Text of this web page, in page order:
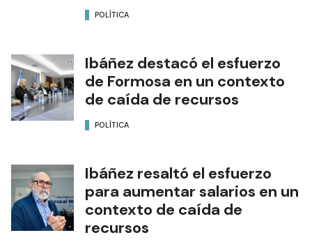
POLÍTICA
Ibáñez destacó el esfuerzo
de Formosa en un contexto
de caída de recursos
POLÍTICA
Ibáñez resaltó el esfuerzo
para aumentar salarios en un
contexto de caída de
recursos